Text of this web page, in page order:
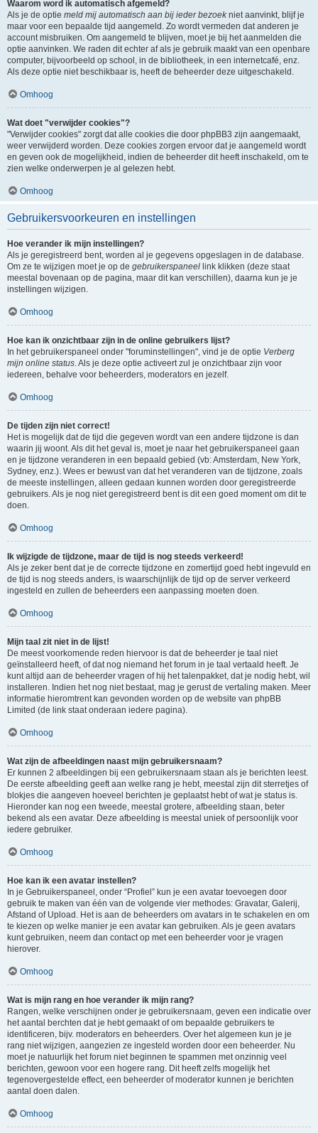
Waarom word ik automatisch afgemeld?
Als je de optie meld mij automatisch aan bij ieder bezoekniet aanvinkt, blijf je
maar voor een bepaalde tijd aangemeld. Zo wordt vermeden dat anderen je
account misbruiken. Om aangemeld te blijven, moet je bij het aanmelden die
optie aanvinken. We raden dit echter af als je gebruik maakt van een openbare
computer, bijvoorbeeld op school, in de bibliotheek, in een internetcafé, enz.
Als deze optie niet beschikbaar is, heeft de beheerder deze uitgeschakeld.
Omhoog
Wat doet "verwijder cookies"?
"Verwijder cookies" zorgt dat alle cookies die door phpBB3 zijn aangemaakt,
weer verwijderd worden. Deze cookies zorgen ervoor dat je aangemeld wordt
en geven ook de mogelijkheid, indien de beheerder dit heeft inschakeld, om te
zien welke onderwerpen je al gelezen hebt.
Omhoog
Gebruikersvoorkeuren en instellingen
Hoe verander ik mijn instellingen?
Als je geregistreerd bent, worden al je gegevens opgeslagen in de database.
Om ze te wijzigen moet je op de gebruikerspaneel link klikken (deze staat
meestal bovenaan op de pagina, maar dit kan verschillen), daarna kun je je
instellingen wijzigen.
Omhoog
Hoe kan ik onzichtbaar zijn in de online gebruikers lijst?
In het gebruikerspaneel onder "foruminstellingen", vind je de optie Verberg
mijn online status. Als je deze optie activeert zul je onzichtbaar zijn voor
iedereen, behalve voor beheerders, moderators en jezelf.
Omhoog
De tijden zijn niet correct!
Het is mogelijk dat de tijd die gegeven wordt van een andere tijdzone is dan
waarin jij woont. Als dit het geval is, moet je naar het gebruikerspaneel gaan
en je tijdzone veranderen in een bepaald gebied (vb: Amsterdam, New York,
Sydney, enz.). Wees er bewust van dat het veranderen van de tijdzone, zoals
de meeste instellingen, alleen gedaan kunnen worden door geregistreerde
gebruikers. Als je nog niet geregistreerd bent is dit een goed moment om dit te
doen.
Omhoog
Ik wijzigde de tijdzone, maar de tijd is nog steeds verkeerd!
Als je zeker bent dat je de correcte tijdzone en zomertijd goed hebt ingevuld en
de tijd is nog steeds anders, is waarschijnlijk de tijd op de server verkeerd
ingesteld en zullen de beheerders een aanpassing moeten doen.
Omhoog
Mijn taal zit niet in de lijst!
De meest voorkomende reden hiervoor is dat de beheerder je taal niet
geïnstalleerd heeft, of dat nog niemand het forum in je taal vertaald heeft. Je
kunt altijd aan de beheerder vragen of hij het talenpakket, dat je nodig hebt, wil
installeren. Indien het nog niet bestaat, mag je gerust de vertaling maken. Meer
informatie hieromtrent kan gevonden worden op de website van phpBB
Limited (de link staat onderaan iedere pagina).
Omhoog
Wat zijn de afbeeldingen naast mijn gebruikersnaam?
Er kunnen 2 afbeeldingen bij een gebruikersnaam staan als je berichten leest.
De eerste afbeelding geeft aan welke rang je hebt, meestal zijn dit sterretjes of
blokjes die aangeven hoeveel berichten je geplaatst hebt of wat je status is.
Hieronder kan nog een tweede, meestal grotere, afbeelding staan, beter
bekend als een avatar. Deze afbeelding is meestal uniek of persoonlijk voor
iedere gebruiker.
Omhoog
Hoe kan ik een avatar instellen?
In je Gebruikerspaneel, onder “Profiel” kun je een avatar toevoegen door
gebruik te maken van één van de volgende vier methodes: Gravatar, Galerij,
Afstand of Upload. Het is aan de beheerders om avatars in te schakelen en om
te kiezen op welke manier je een avatar kan gebruiken. Als je geen avatars
kunt gebruiken, neem dan contact op met een beheerder voor je vragen
hierover.
Omhoog
Wat is mijn rang en hoe verander ik mijn rang?
Rangen, welke verschijnen onder je gebruikersnaam, geven een indicatie over
het aantal berchten dat je hebt gemaakt of om bepaalde gebruikers te
identificeren, bijv. moderators en beheerders. Over het algemeen kun je je
rang niet wijzigen, aangezien ze ingesteld worden door een beheerder. Nu
moet je natuurlijk het forum niet beginnen te spammen met onzinnig veel
berichten, gewoon voor een hogere rang. Dit heeft zelfs mogelijk het
tegenovergestelde effect, een beheerder of moderator kunnen je berichten
aantal doen dalen.
Omhoog